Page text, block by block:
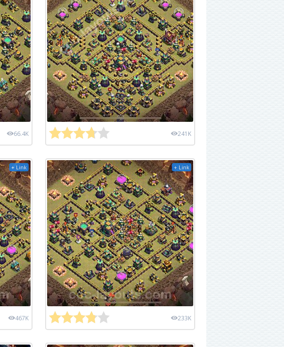
66.4K 241K
+ Link
467K
+ Link
233K